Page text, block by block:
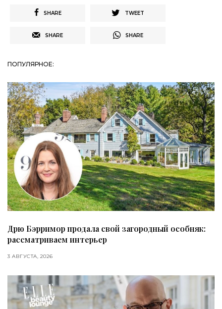
SHARE TWEET
SHARE SHARE
ПОПУЛЯРНОЕ:
Дрю Бэрримор продала свой загородный особняк:
рассматриваем интерьер
3 АВГУСТА, 2026